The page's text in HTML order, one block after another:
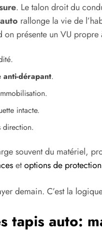
. Le talon droit du
rallonge la vie de
on présente un VU propre
anti-dérapant.
intacte.
direction.
souvent du matériel,
etoptions de protection
demain. C’est la
tapis auto: